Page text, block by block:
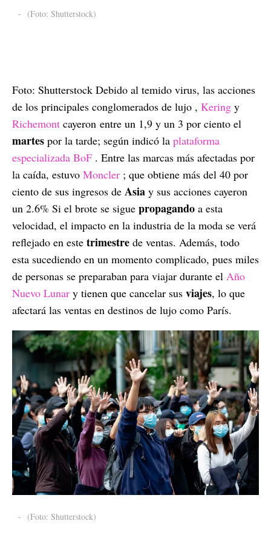
- (Foto: Shutterstock)
Foto: Shutterstock Debido al temido virus, las acciones
de los principales conglomerados de lujo , Kering y
Richemont cayeron entre un 1,9 y un 3 por ciento el
martes por la tarde; según indicó la plataforma
especializada BoF . Entre las marcas más afectadas por
la caída, estuvo Moncler ; que obtiene más del 40 por
ciento de sus ingresos de Asia y sus acciones cayeron
un 2.6% Si el brote se sigue propagando a esta
velocidad, el impacto en la industria de la moda se verá
reflejado en este trimestre de ventas. Además, todo
esta sucediendo en un momento complicado, pues miles
de personas se preparaban para viajar durante el Año
Nuevo Lunar y tienen que cancelar sus viajes, lo que
afectará las ventas en destinos de lujo como París.
- (Foto: Shutterstock)